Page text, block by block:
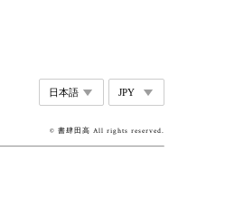
© 書肆田高 All rights reserved.